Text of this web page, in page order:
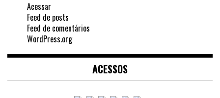
Acessar
Feed de posts
Feed de comentários
WordPress.org
ACESSOS